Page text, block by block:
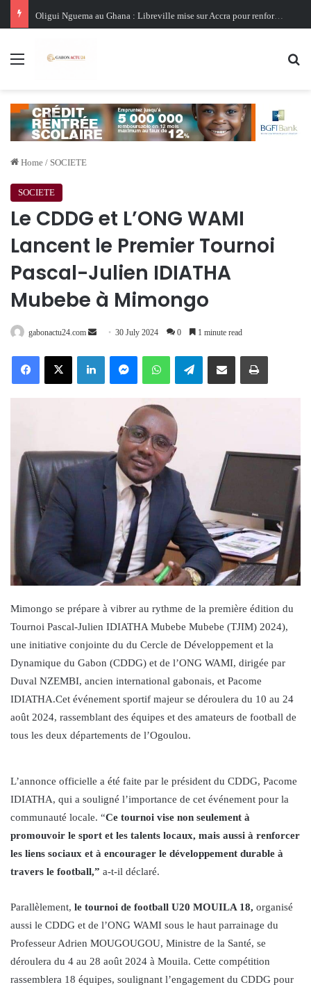
Oligui Nguema au Ghana : Libreville mise sur Accra pour renforcer sa stratégie diplomatique et économique
Menu
Home / SOCIETE
SOCIETE
Le CDDG et L’ONG WAMI
Lancent le Premier Tournoi
Pascal-Julien IDIATHA
Mubebe à Mimongo
gabonactu24.com
Send 30 July 2024 0 1 minute read
FacebookX LinkedInMessengerWhatsAppTelegramShare via Email Print
Mimongo se prépare à vibrer au rythme de la première édition du
Tournoi Pascal-Julien IDIATHA Mubebe Mubebe (TJIM) 2024),
une initiative conjointe du du Cercle de Développement et la
Dynamique du Gabon (CDDG) et de l’ONG WAMI, dirigée par
Duval NZEMBI, ancien international gabonais, et Pacome
IDIATHA.Cet événement sportif majeur se déroulera du 10 au 24
août 2024, rassemblant des équipes et des amateurs de football de
tous les deux départements de l’Ogoulou.
L’annonce officielle a été faite par le président du CDDG, Pacome
IDIATHA, qui a souligné l’importance de cet événement pour la
communauté locale. “Ce tournoi vise non seulement à
promouvoir le sport et les talents locaux, mais aussi à renforcer
les liens sociaux et à encourager le développement durable à
travers le football,” a-t-il déclaré.
Parallèlement, le tournoi de football U20 MOUILA 18, organisé
aussi le CDDG et de l’ONG WAMI sous le haut parrainage du
Professeur Adrien MOUGOUGOU, Ministre de la Santé, se
déroulera du 4 au 28 août 2024 à Mouila. Cette compétition
rassemblera 18 équipes, soulignant l’engagement du CDDG pour